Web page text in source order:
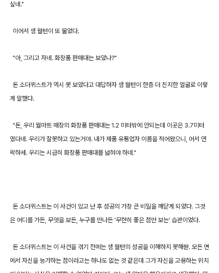
싶네."
이어서 샘 월턴이 또 물었다.
"아, 그리고 자네. 화장품 판매대는 보았나?"
돈 소더퀴스트가 역시 못 보았다고 대답하자 샘 월턴이 한층 더 진지한 얼굴로 이렇
게 말했다.
"돈, 우리 월마트 매장의 화장품 판매대는 1.2 미터밖에 안되는데 이곳은 3.7미터
였다네. 우리가 잘못하고 있는거야. 내가 제품 유통업자 이름을 적어왔으니, 어서 연
락하세. 우리는 시급히 화장품 판매대를 넓혀야 하네."
돈 소더퀴스트는 이 사건이 있고 난 후 성공의 가장 큰 비밀을 깨닫게 되었다. 그것
은 어디를 가든, 무엇을 보든, 누구를 만나든 '무한히 좋은 점만 보는' 습관이었다.
돈 소더퀴스트는 이 사건을 겪기 전에는 샘 월턴의 성공을 이해하지 못해싿. 모든 면
에서 자신을 능가하는 점이라고는 하나도 없는 것 같은데 그가 자신을 고용하는 위치